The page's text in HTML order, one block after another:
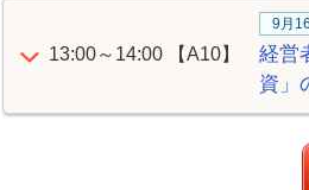
13:00～14:00 【A10】
9月
経営
資」